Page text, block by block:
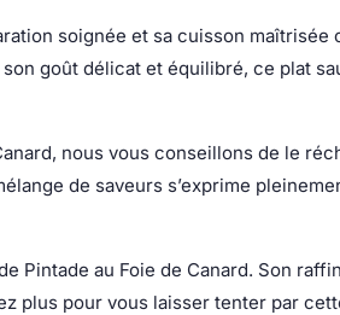
soignée et sa cuisson
goût délicat et équilibré, ce plat
nous vous conseillons de le
de saveurs s’exprime
Pintade au Foie de Canard. Son
plus pour vous laisser tenter par